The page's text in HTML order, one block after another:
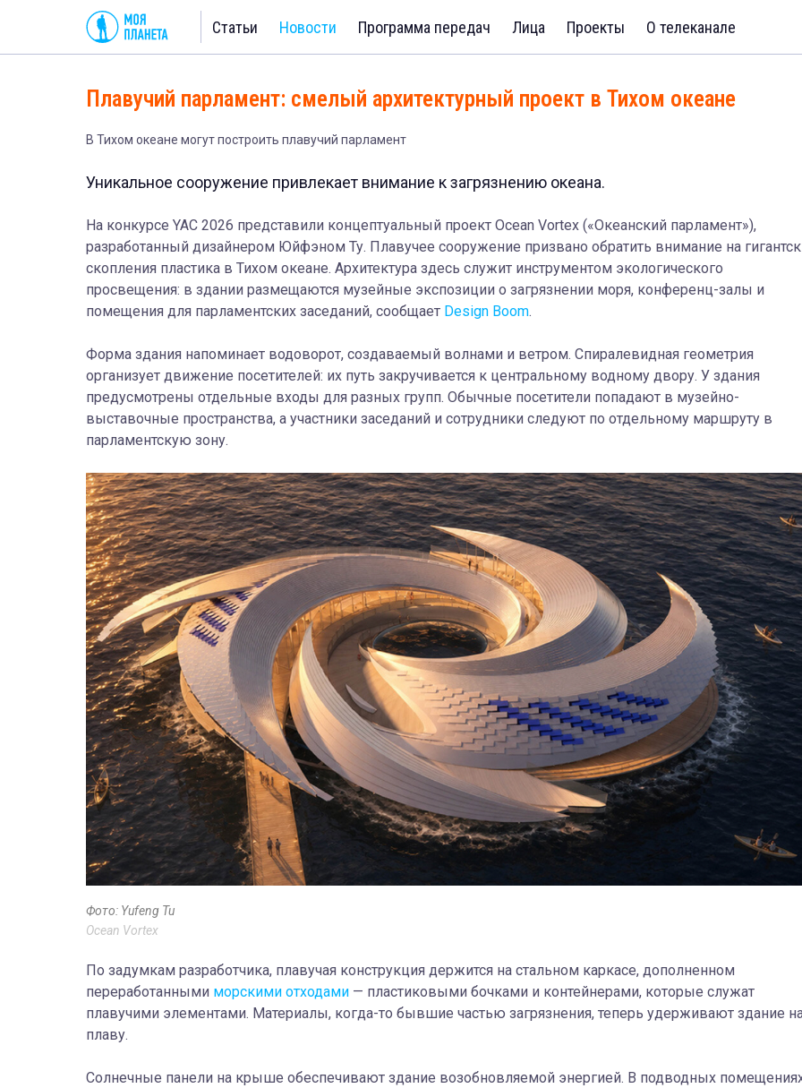
Статьи Новости Программа передач Лица Проекты О телеканале
Плавучий парламент: смелый архитектурный проект в Тихом океане
В Тихом океане могут построить плавучий парламент
Уникальное сооружение привлекает внимание к загрязнению океана.
На конкурсе YAC 2026 представили концептуальный проект Ocean Vortex («Океанский парламент»),
разработанный дизайнером Юйфэном Ту. Плавучее сооружение призвано обратить внимание на
скопления пластика в Тихом океане. Архитектура здесь служит инструментом экологического
просвещения: в здании размещаются музейные экспозиции о загрязнении моря, конференц-залы и
помещения для парламентских заседаний, сообщает Design Boom.
Форма здания напоминает водоворот, создаваемый волнами и ветром. Спиралевидная геометрия
организует движение посетителей: их путь закручивается к центральному водному двору. У здания
предусмотрены отдельные входы для разных групп. Обычные посетители попадают в музейно-
выставочные пространства, а участники заседаний и сотрудники следуют по отдельному маршруту в
парламентскую зону.
Фото: Yufeng Tu
Ocean Vortex
По задумкам разработчика, плавучая конструкция держится на стальном каркасе, дополненном
переработанными морскими отходами — пластиковыми бочками и контейнерами, которые служат
плавучими элементами. Материалы, когда-то бывшие частью загрязнения, теперь удерживают здание
плаву.
Солнечные панели на крыше обеспечивают здание возобновляемой энергией. В подводных